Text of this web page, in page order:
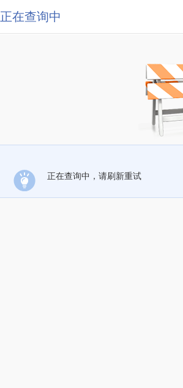
正在查询中
正在查询中，请刷新重试